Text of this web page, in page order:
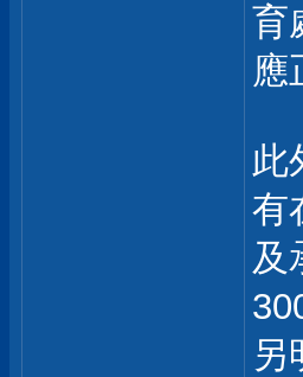
育
應
此
有
及
另